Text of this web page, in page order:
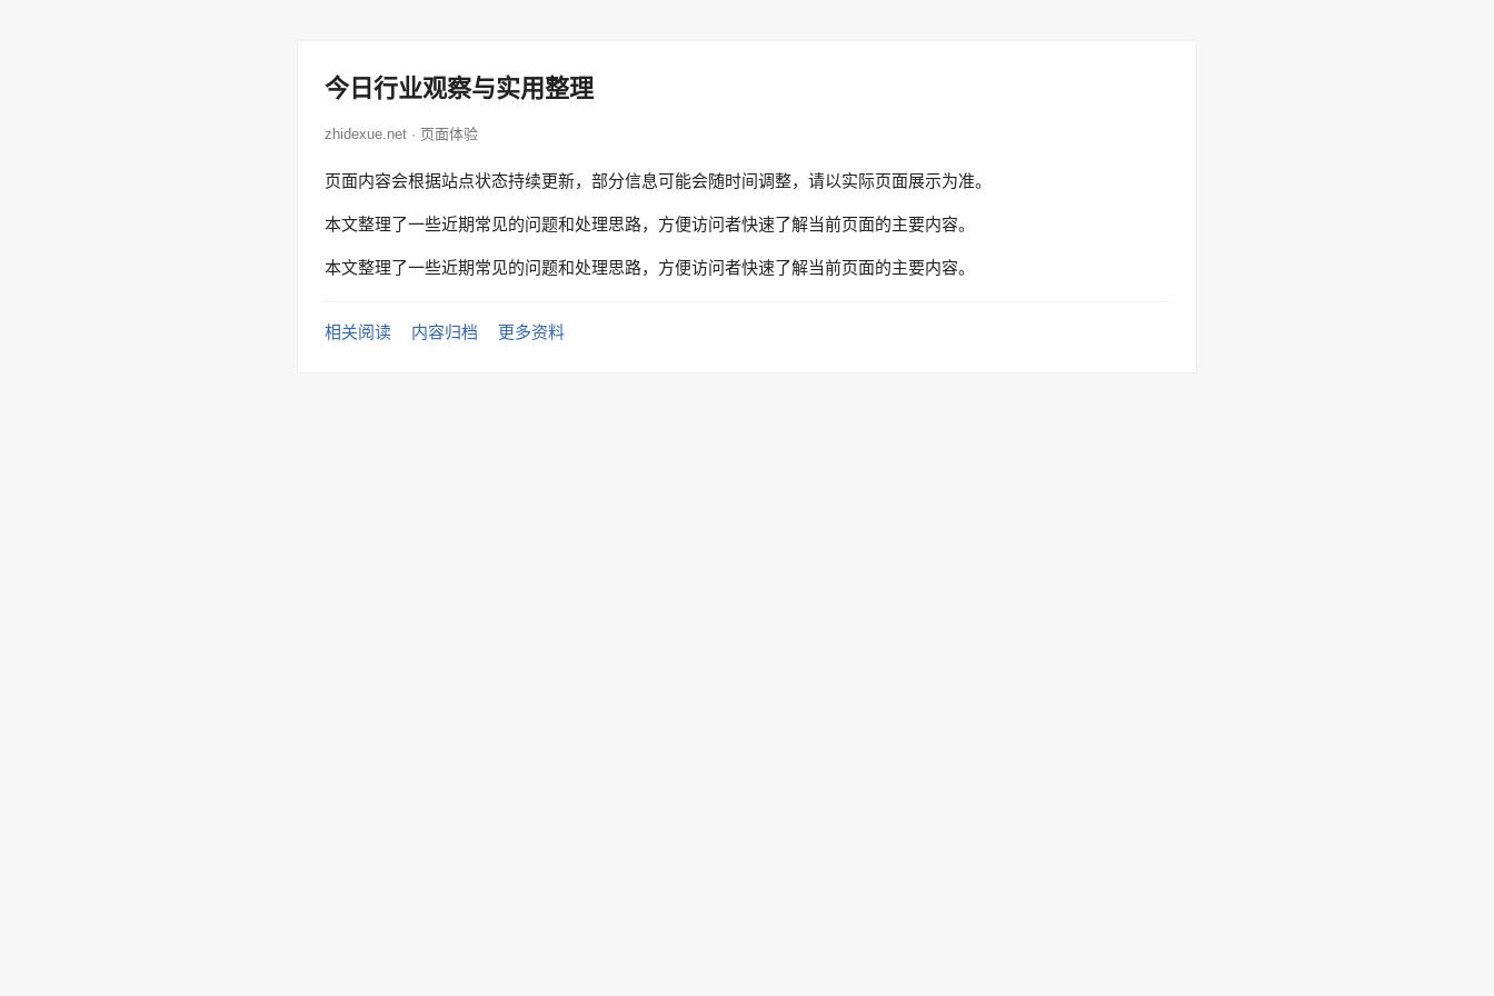
今日行业观察与实用整理
zhidexue.net · 页面体验
页面内容会根据站点状态持续更新，部分信息可能会随时间调整，请以实际页面展示为准。
本文整理了一些近期常见的问题和处理思路，方便访问者快速了解当前页面的主要内容。
本文整理了一些近期常见的问题和处理思路，方便访问者快速了解当前页面的主要内容。
相关阅读 内容归档 更多资料